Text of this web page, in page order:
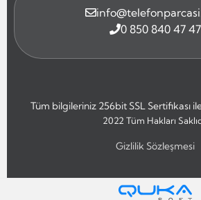
0 850 840 47 47
Tüm bilgileriniz 256bit SSL Sertifikası
2022 Tüm Hakları
Gizlilik Sözleşmesi